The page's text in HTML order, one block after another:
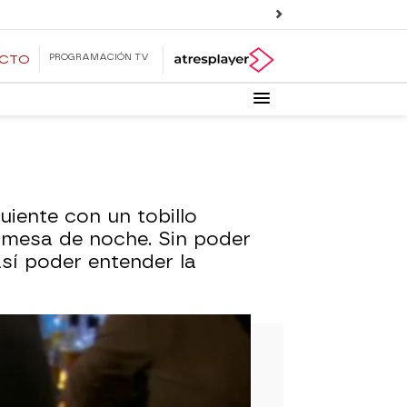
PROGRAMACIÓN TV
con un tobillo
de noche. Sin poder
poder entender la